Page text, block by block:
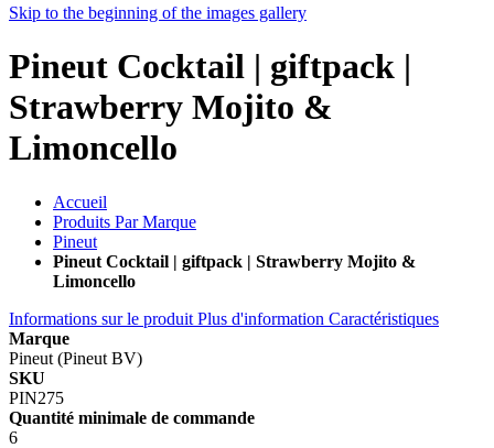
Skip to the beginning of the images gallery
Pineut Cocktail | giftpack |
Strawberry Mojito &
Limoncello
Accueil
Produits Par Marque
Pineut
Pineut Cocktail | giftpack | Strawberry Mojito &
Limoncello
Informations sur le produit Plus d'information Caractéristiques
Marque
Pineut (Pineut BV)
SKU
PIN275
Quantité minimale de commande
6